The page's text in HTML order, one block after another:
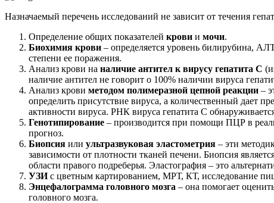
Назначаемый перечень исследований не зависит от течения
Определение общих показателей крови и мочи.
Биохимия крови – определяется уровень билирубина,
степени ее поражения.
Анализ крови на наличие антител к вирусу гепатита С
наличие антител не говорит о 100% наличии вируса
Анализ крови методом полимеразной цепной реакции –
определить присутствие вируса, а количественный дает
активности вируса. РНК вируса гепатита С
Генотипирование – производится при помощи ПЦР в
прогноз.
Биопсия или ультразвуковая эластометрия – эти
зависимости от плотности тканей печени. Биопсия
области правого подреберья. Эластография – это
УЗИс цветным картированием, МРТ, КТ, исследование
Энцефалограмма головного мозга – она помогает
головного мозга.